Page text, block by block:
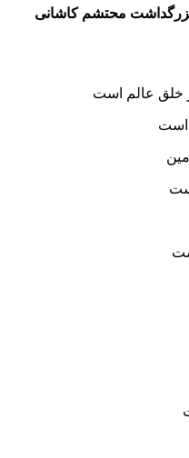
بزرگداشت محتشم کاشانی
خلق عالم است
است